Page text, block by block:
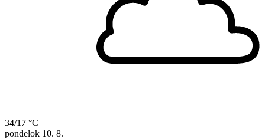
34/17 °C
pondelok 10. 8.